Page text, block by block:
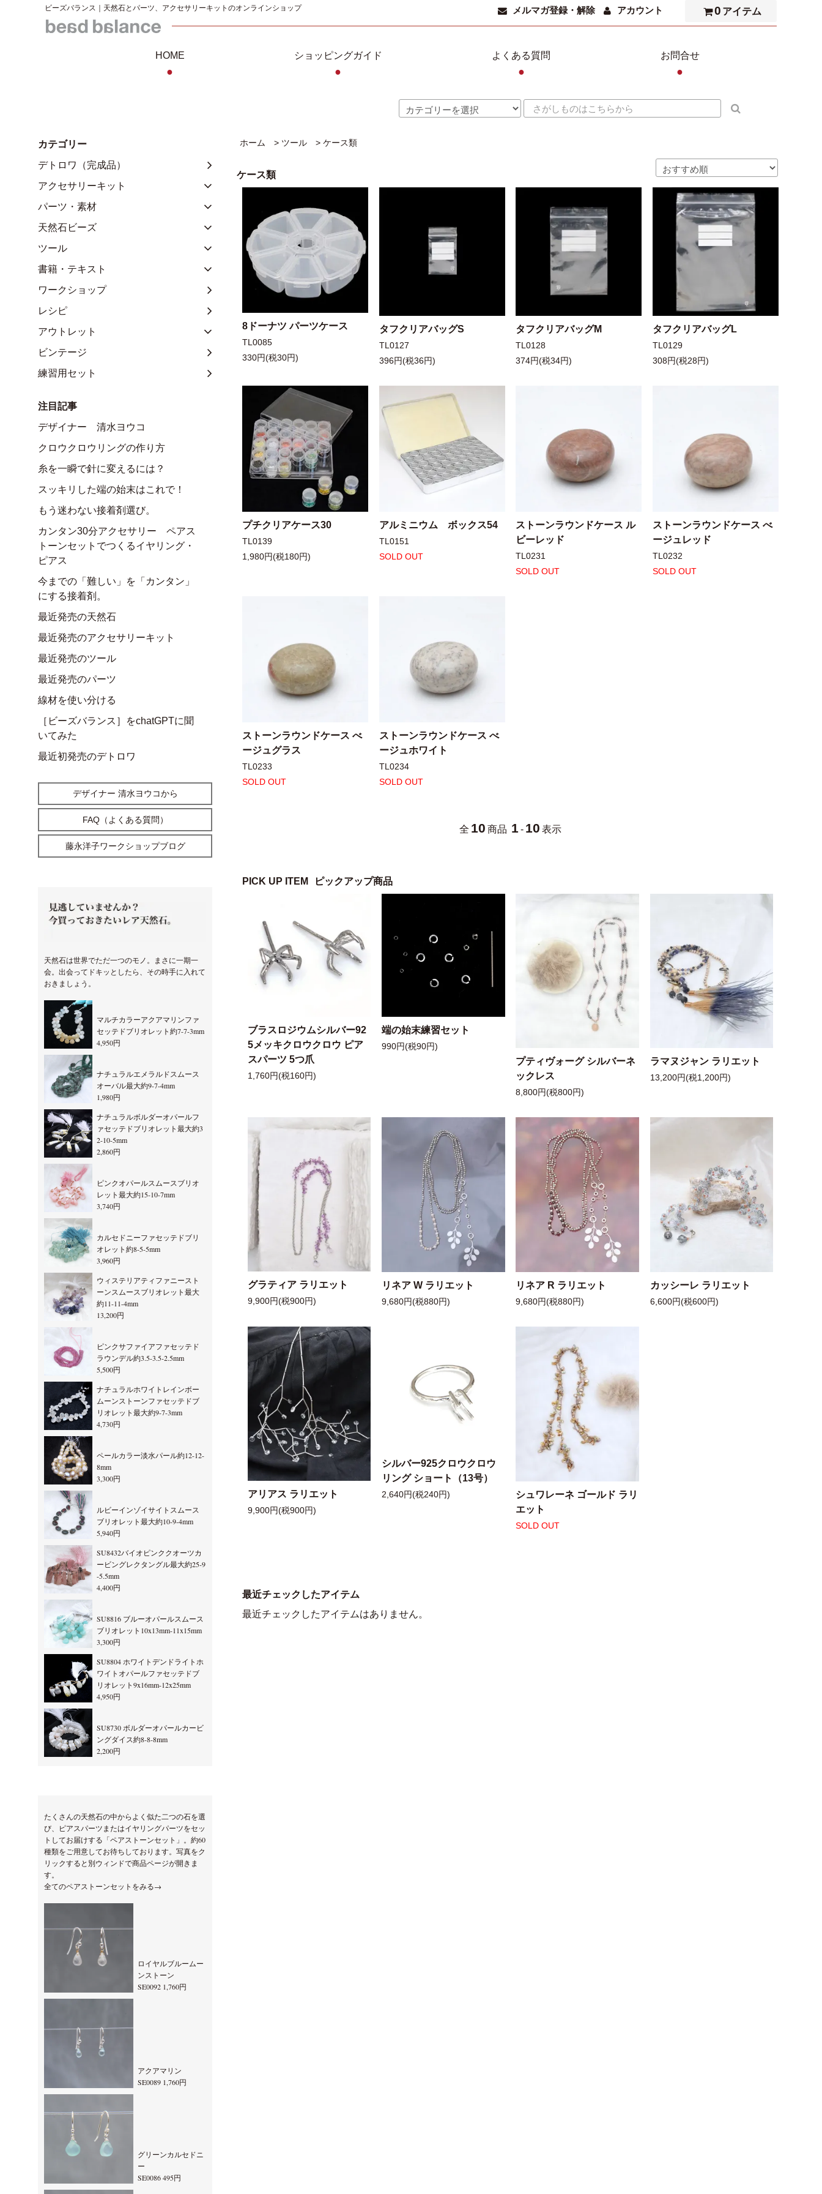
ビーズバランス｜天然石とパーツ、アクセサリーキットのオンラインショップ メルマガ登録・解除 アカウント 0 アイテム
HOME
●
ショッピングガイド
●
よくある質問
●
お問合せ
●
ホーム > ツール > ケース類
ケース類
8ドーナツ パーツケース
TL0085
330円(税30円)
タフクリアバッグS
TL0127
396円(税36円)
タフクリアバッグM
TL0128
374円(税34円)
タフクリアバッグL
TL0129
308円(税28円)
プチクリアケース30
TL0139
1,980円(税180円)
アルミニウム ボックス54
TL0151
SOLD OUT
ストーンラウンドケース ル
ビーレッド
TL0231
SOLD OUT
ストーンラウンドケース べ
ージュレッド
TL0232
SOLD OUT
ストーンラウンドケース べ
ージュグラス
TL0233
SOLD OUT
ストーンラウンドケース べ
ージュホワイト
TL0234
SOLD OUT
全 10 商品 1 - 10 表示
PICK UP ITEM ピックアップ商品
ブラスロジウムシルバー92
5メッキクロウクロウ ピア
スパーツ 5つ爪
1,760円(税160円)
端の始末練習セット
990円(税90円)
プティヴォーグ シルバーネ
ックレス
8,800円(税800円)
ラマヌジャン ラリエット
13,200円(税1,200円)
グラティア ラリエット
9,900円(税900円)
リネア W ラリエット
9,680円(税880円)
リネア R ラリエット
9,680円(税880円)
カッシーレ ラリエット
6,600円(税600円)
アリアス ラリエット
9,900円(税900円)
シルバー925クロウクロウ
リング ショート（13号）
2,640円(税240円)
シュワレーネ ゴールド ラリ
エット
SOLD OUT
最近チェックしたアイテム
最近チェックしたアイテムはありません。
カテゴリー
デトロワ（完成品）
アクセサリーキット
パーツ・素材
天然石ビーズ
ツール
書籍・テキスト
ワークショップ
レシピ
アウトレット
ビンテージ
練習用セット
注目記事
デザイナー 清水ヨウコ
クロウクロウリングの作り方
糸を一瞬で針に変えるには？
スッキリした端の始末はこれで！
もう迷わない接着剤選び。
カンタン30分アクセサリー ペアス
トーンセットでつくるイヤリング・
ピアス
今までの「難しい」を「カンタン」
にする接着剤。
最近発売の天然石
最近発売のアクセサリーキット
最近発売のツール
最近発売のパーツ
線材を使い分ける
［ビーズバランス］をchatGPTに聞
いてみた
最近初発売のデトロワ
デザイナー 清水ヨウコから
FAQ（よくある質問）
藤永洋子ワークショップブログ
天然石は世界でただ一つのモノ。まさに一期一
会。出会ってドキッとしたら、その時手に入れて
おきましょう。
マルチカラーアクアマリンファ
セッテドブリオレット約7-7-3mm
4,950円
ナチュラルエメラルドスムース
オーバル最大約9-7-4mm
1,980円
ナチュラルボルダーオパールフ
ァセッテドブリオレット最大約3
2-10-5mm
2,860円
ピンクオパールスムースブリオ
レット最大約15-10-7mm
3,740円
カルセドニーファセッテドブリ
オレット約8-5-5mm
3,960円
ウィステリアティファニースト
ーンスムースブリオレット最大
約11-11-4mm
13,200円
ピンクサファイアファセッテド
ラウンデル約3.5-3.5-2.5mm
5,500円
ナチュラルホワイトレインボー
ムーンストーンファセッテドブ
リオレット最大約9-7-3mm
4,730円
ペールカラー淡水パール約12-12-
8mm
3,300円
ルビーインゾイサイトスムース
ブリオレット最大約10-9-4mm
5,940円
SU8432バイオピンククオーツカ
ービングレクタングル最大約25-9
-5.5mm
4,400円
SU8816 ブルーオパールスムース
ブリオレット10x13mm-11x15mm
3,300円
SU8804 ホワイトデンドライトホ
ワイトオパールファセッテドブ
リオレット9x16mm-12x25mm
4,950円
SU8730 ボルダーオパールカービ
ングダイス約8-8-8mm
2,200円
たくさんの天然石の中からよく似た二つの石を選
び、ピアスパーツまたはイヤリングパーツをセッ
トしてお届けする「ペアストーンセット」。約60
種類をご用意してお待ちしております。写真をク
リックすると別ウィンドで商品ページが開きま
す。
全てのペアストーンセットをみる→
ロイヤルブルームー
ンストーン
SE0092 1,760円
アクアマリン
SE0089 1,760円
グリーンカルセドニ
ー
SE0086 495円